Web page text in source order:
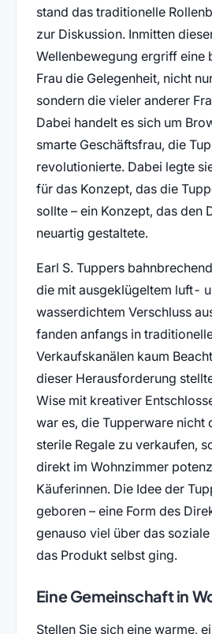
stand das traditionelle
zur Diskussion. Inmitten
Wellenbewegung ergriff eine
Frau die Gelegenheit, nicht
sondern die vieler anderer
Dabei handelt es sich um
smarte Geschäftsfrau, die
revolutionierte. Dabei legte
für das Konzept, das die
sollte – ein Konzept, das den
neuartig gestaltete.
Earl S. Tuppers
die mit ausgeklügeltem luft-
wasserdichtem Verschluss
fanden anfangs in
Verkaufskanälen kaum
dieser Herausforderung
Wise mit kreativer
war es, die Tupperware nicht
sterile Regale zu verkaufen,
direkt im Wohnzimmer
Käuferinnen. Die Idee der
geboren – eine Form des
genauso viel über das
das Produkt selbst ging.
Eine Gemeinschaft in
Stellen Sie sich eine warme,